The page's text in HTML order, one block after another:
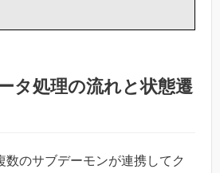
タ処理の流れと状態遷
数のサブデーモンが連携してク